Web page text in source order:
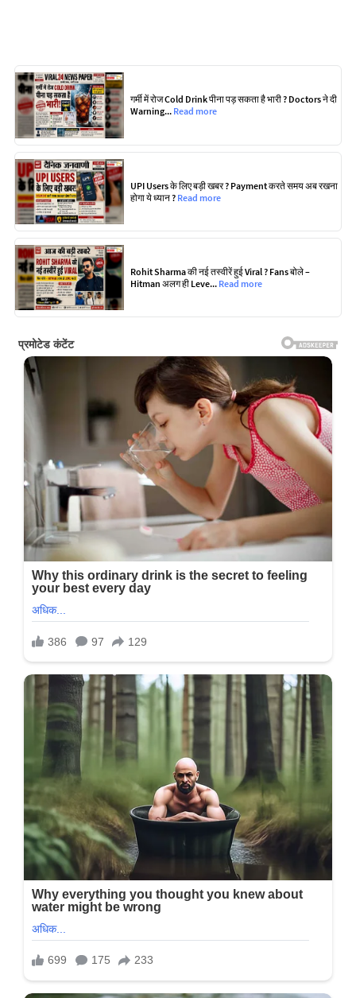
गर्मी में रोज Cold Drink पीना पड़ सकता है भारी ? Doctors ने दी
Warning... Read more
UPI Users के लिए बड़ी खबर ? Payment करते समय अब रखना
होगा ये ध्यान ? Read more
Rohit Sharma की नई तस्वीरें हुई Viral ? Fans बोले –
Hitman अलग ही Leve... Read more